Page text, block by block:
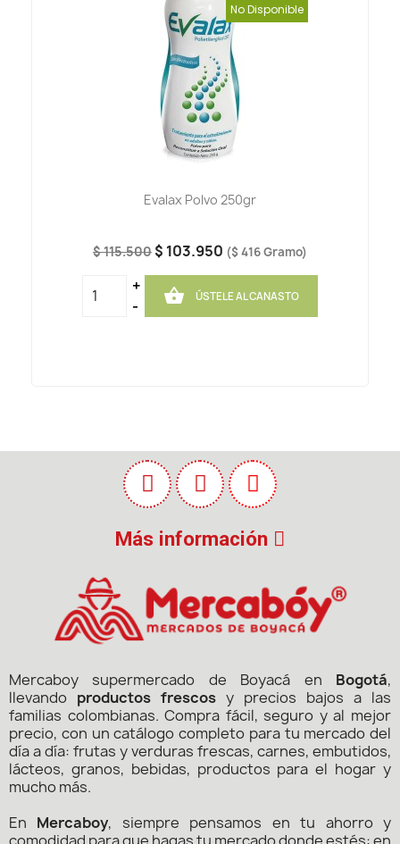
Evalax Polvo 250gr
$ 115.500 $ 103.950 ($ 416 Gramo)
+
-
 ÚSTELE AL CANASTO
No Disponible
Más información
Mercaboy supermercado de Boyacá en Bogotá,
llevando productos frescos y precios bajos a las
familias colombianas. Compra fácil, seguro y al mejor
precio, con un catálogo completo para tu mercado del
día a día: frutas y verduras frescas, carnes, embutidos,
lácteos, granos, bebidas, productos para el hogar y
mucho más.
En Mercaboy, siempre pensamos en tu ahorro y